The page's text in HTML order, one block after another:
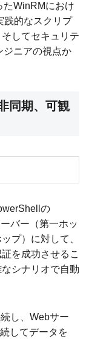
WinRMにおけ
践的なスクリプ
してセキュリテ
ジニアの視点か
同期、可観
の
バー（第一ホッ
プ）に対して、
を成功させるこ
シナリオで自動
し、Webサー
してデータを